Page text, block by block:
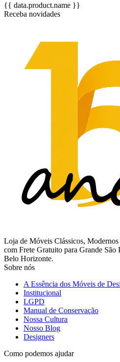
{{ data.product.name }}
Receba novidades
Loja de Móveis Clássicos, Modernos
com Frete Gratuito para Grande
Belo Horizonte.
Sobre nós
A Essência dos Móveis de
Institucional
LGPD
Manual de Conservação
Nossa Cultura
Nosso Blog
Designers
Como podemos ajudar